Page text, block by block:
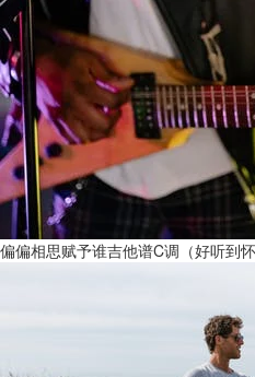
偏偏相思赋予谁吉他谱C调（好听到